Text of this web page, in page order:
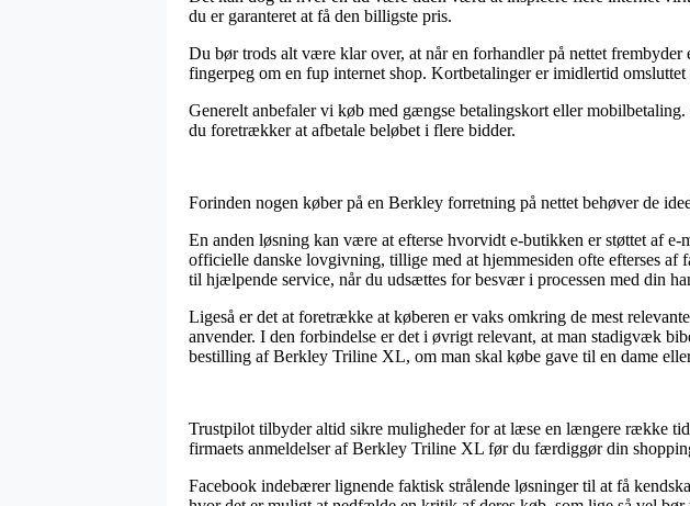
du er garanteret at få den billigste pris.
Du bør trods alt være klar over, at når en forhandler på nettet
fingerpeg om en fup internet shop. Kortbetalinger er imidlertid
Generelt anbefaler vi køb med gængse betalingskort eller
du foretrækker at afbetale beløbet i flere bidder.
Forinden nogen køber på en Berkley forretning på nettet behøver de
En anden løsning kan være at efterse hvorvidt e-butikken er støttet af
officielle danske lovgivning, tillige med at hjemmesiden ofte efterses
til hjælpende service, når du udsættes for besvær i processen med din
Ligeså er det at foretrække at køberen er vaks omkring de mest
anvender. I den forbindelse er det i øvrigt relevant, at man stadigvæk
bestilling af Berkley Triline XL, om man skal købe gave til en dame
Trustpilot tilbyder altid sikre muligheder for at læse en længere række
firmaets anmeldelser af Berkley Triline XL før du færdiggør din
Facebook indebærer lignende faktisk strålende løsninger til at få